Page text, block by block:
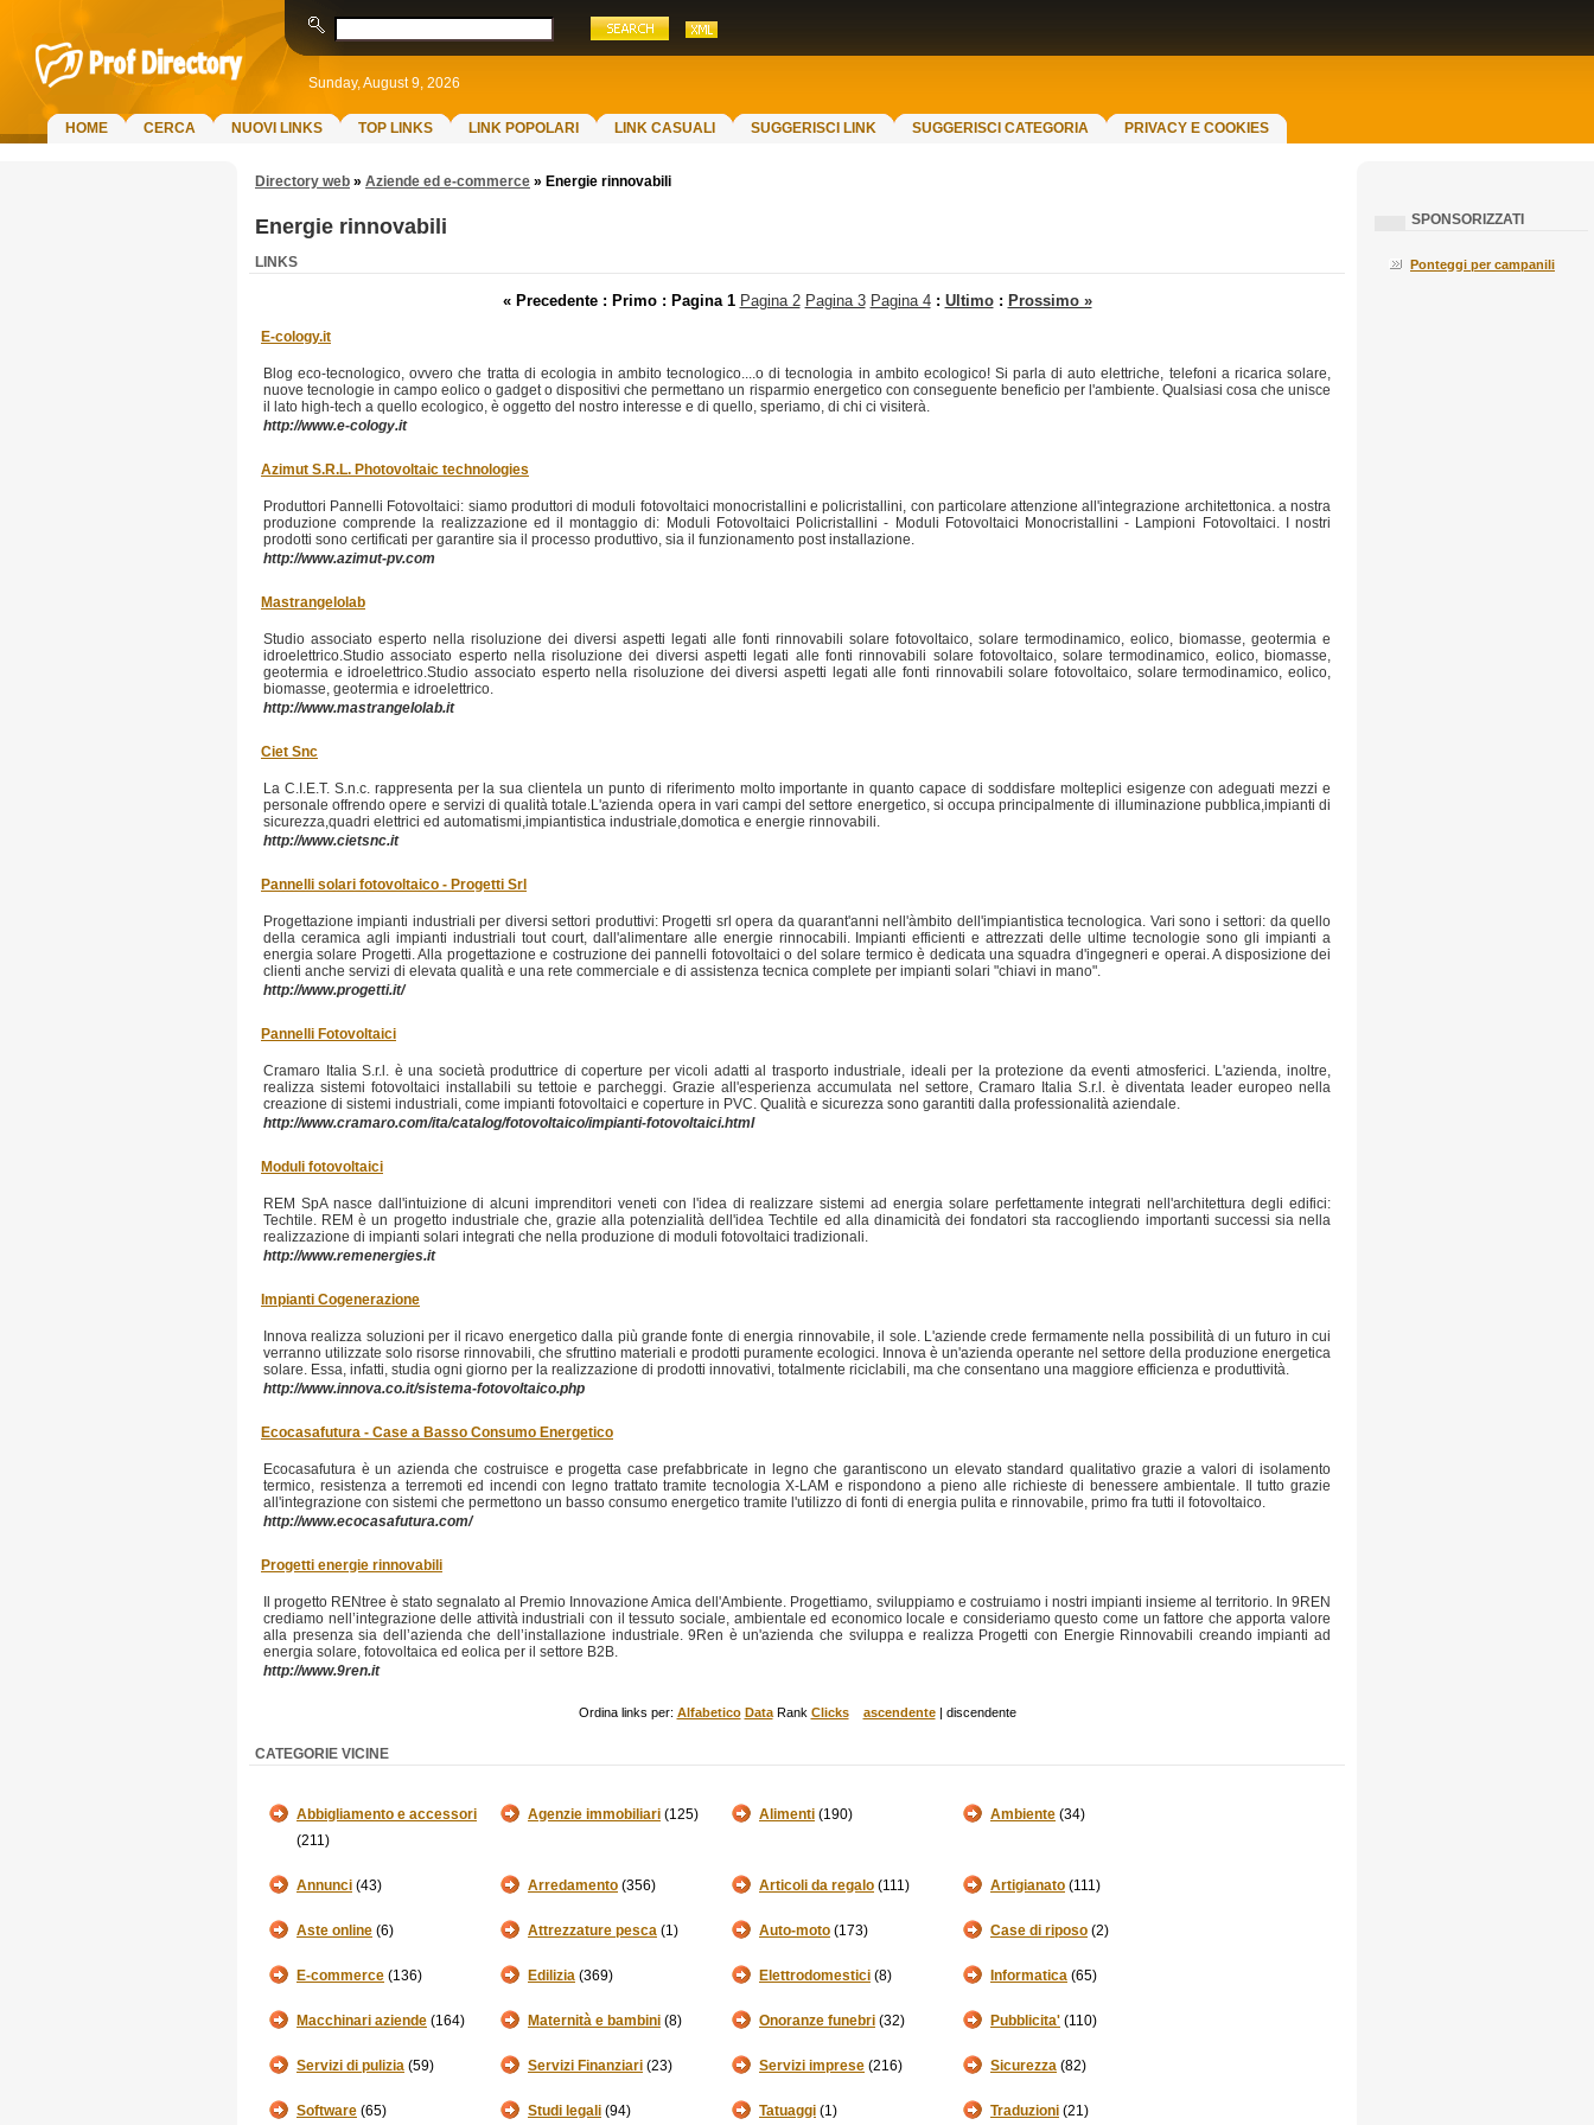
Sunday, August 9, 2026
HOME CERCA NUOVI LINKS TOP LINKS LINK POPOLARI LINK CASUALI SUGGERISCI LINK SUGGERISCI CATEGORIA PRIVACY E COOKIES
Directory web » Aziende ed e-commerce » Energie rinnovabili
Energie rinnovabili
LINKS
« Precedente : Primo : Pagina 1 Pagina 2 Pagina 3 Pagina 4 : Ultimo: Prossimo »
E-cology.it
Blog eco-tecnologico, ovvero che tratta di ecologia in ambito tecnologico....o di tecnologia in ambito ecologico! Si parla di auto elettriche, telefoni a ricarica solare,
nuove tecnologie in campo eolico o gadget o dispositivi che permettano un risparmio energetico con conseguente beneficio per l'ambiente. Qualsiasi cosa che unisce
il lato high-tech a quello ecologico, è oggetto del nostro interesse e di quello, speriamo, di chi ci visiterà.
http://www.e-cology.it
Azimut S.R.L. Photovoltaic technologies
Produttori Pannelli Fotovoltaici: siamo produttori di moduli fotovoltaici monocristallini e policristallini, con particolare attenzione all'integrazione architettonica. a nostra
produzione comprende la realizzazione ed il montaggio di: Moduli Fotovoltaici Policristallini - Moduli Fotovoltaici Monocristallini - Lampioni Fotovoltaici. I nostri
prodotti sono certificati per garantire sia il processo produttivo, sia il funzionamento post installazione.
http://www.azimut-pv.com
Mastrangelolab
Studio associato esperto nella risoluzione dei diversi aspetti legati alle fonti rinnovabili solare fotovoltaico, solare termodinamico, eolico, biomasse, geotermia e
idroelettrico.Studio associato esperto nella risoluzione dei diversi aspetti legati alle fonti rinnovabili solare fotovoltaico, solare termodinamico, eolico, biomasse,
geotermia e idroelettrico.Studio associato esperto nella risoluzione dei diversi aspetti legati alle fonti rinnovabili solare fotovoltaico, solare termodinamico, eolico,
biomasse, geotermia e idroelettrico.
http://www.mastrangelolab.it
Ciet Snc
La C.I.E.T. S.n.c. rappresenta per la sua clientela un punto di riferimento molto importante in quanto capace di soddisfare molteplici esigenze con adeguati mezzi e
personale offrendo opere e servizi di qualità totale.L'azienda opera in vari campi del settore energetico, si occupa principalmente di illuminazione pubblica,impianti di
sicurezza,quadri elettrici ed automatismi,impiantistica industriale,domotica e energie rinnovabili.
http://www.cietsnc.it
Pannelli solari fotovoltaico - Progetti Srl
Progettazione impianti industriali per diversi settori produttivi: Progetti srl opera da quarant'anni nell'àmbito dell'impiantistica tecnologica. Vari sono i settori: da quello
della ceramica agli impianti industriali tout court, dall'alimentare alle energie rinnocabili. Impianti efficienti e attrezzati delle ultime tecnologie sono gli impianti a
energia solare Progetti. Alla progettazione e costruzione dei pannelli fotovoltaici o del solare termico è dedicata una squadra d'ingegneri e operai. A disposizione dei
clienti anche servizi di elevata qualità e una rete commerciale e di assistenza tecnica complete per impianti solari "chiavi in mano".
http://www.progetti.it/
Pannelli Fotovoltaici
Cramaro Italia S.r.l. è una società produttrice di coperture per vicoli adatti al trasporto industriale, ideali per la protezione da eventi atmosferici. L'azienda, inoltre,
realizza sistemi fotovoltaici installabili su tettoie e parcheggi. Grazie all'esperienza accumulata nel settore, Cramaro Italia S.r.l. è diventata leader europeo nella
creazione di sistemi industriali, come impianti fotovoltaici e coperture in PVC. Qualità e sicurezza sono garantiti dalla professionalità aziendale.
http://www.cramaro.com/ita/catalog/fotovoltaico/impianti-fotovoltaici.html
Moduli fotovoltaici
REM SpA nasce dall'intuizione di alcuni imprenditori veneti con l'idea di realizzare sistemi ad energia solare perfettamente integrati nell'architettura degli edifici:
Techtile. REM è un progetto industriale che, grazie alla potenzialità dell'idea Techtile ed alla dinamicità dei fondatori sta raccogliendo importanti successi sia nella
realizzazione di impianti solari integrati che nella produzione di moduli fotovoltaici tradizionali.
http://www.remenergies.it
Impianti Cogenerazione
Innova realizza soluzioni per il ricavo energetico dalla più grande fonte di energia rinnovabile, il sole. L'aziende crede fermamente nella possibilità di un futuro in cui
verranno utilizzate solo risorse rinnovabili, che sfruttino materiali e prodotti puramente ecologici. Innova è un'azienda operante nel settore della produzione energetica
solare. Essa, infatti, studia ogni giorno per la realizzazione di prodotti innovativi, totalmente riciclabili, ma che consentano una maggiore efficienza e produttività.
http://www.innova.co.it/sistema-fotovoltaico.php
Ecocasafutura - Case a Basso Consumo Energetico
Ecocasafutura è un azienda che costruisce e progetta case prefabbricate in legno che garantiscono un elevato standard qualitativo grazie a valori di isolamento
termico, resistenza a terremoti ed incendi con legno trattato tramite tecnologia X-LAM e rispondono a pieno alle richieste di benessere ambientale. Il tutto grazie
all'integrazione con sistemi che permettono un basso consumo energetico tramite l'utilizzo di fonti di energia pulita e rinnovabile, primo fra tutti il fotovoltaico.
http://www.ecocasafutura.com/
Progetti energie rinnovabili
Il progetto RENtree è stato segnalato al Premio Innovazione Amica dell'Ambiente. Progettiamo, sviluppiamo e costruiamo i nostri impianti insieme al territorio. In 9REN
crediamo nell’integrazione delle attività industriali con il tessuto sociale, ambientale ed economico locale e consideriamo questo come un fattore che apporta valore
alla presenza sia dell’azienda che dell’installazione industriale. 9Ren è un'azienda che sviluppa e realizza Progetti con Energie Rinnovabili creando impianti ad
energia solare, fotovoltaica ed eolica per il settore B2B.
http://www.9ren.it
Ordina links per: Alfabetico DataRank Clicks ascendente| discendente
CATEGORIE VICINE
Abbigliamento e accessori
(211)
Agenzie immobiliari (125) Alimenti (190) Ambiente (34)
Annunci (43) Arredamento (356) Articoli da regalo (111) Artigianato (111)
Aste online (6) Attrezzature pesca (1) Auto-moto (173) Case di riposo (2)
E-commerce (136) Edilizia (369) Elettrodomestici (8) Informatica (65)
Macchinari aziende (164) Maternità e bambini (8) Onoranze funebri (32) Pubblicita' (110)
Servizi di pulizia (59) Servizi Finanziari (23) Servizi imprese (216) Sicurezza (82)
Software (65) Studi legali (94) Tatuaggi (1) Traduzioni (21)
SPONSORIZZATI
Ponteggi per campanili